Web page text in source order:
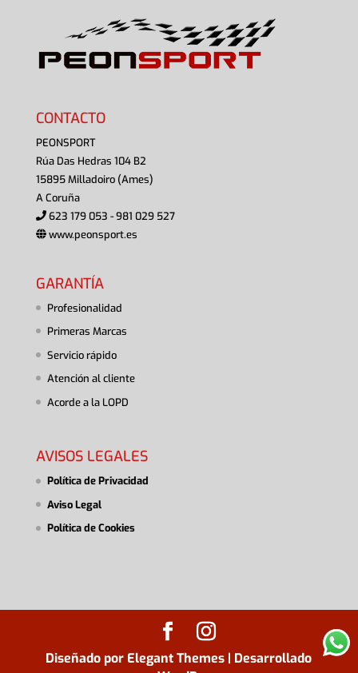
CONTACTO
PEONSPORT
Rúa Das Hedras 104 B2
15895 Milladoiro (Ames)
A Coruña
623 179 053 - 981 029 527
www.peonsport.es
GARANTÍA
Profesionalidad
Primeras Marcas
Servicio rápido
Atención al cliente
Acorde a la LOPD
AVISOS LEGALES
Política de Privacidad
Aviso Legal
Política de Cookies
Diseñado por Elegant Themes | Desarrollado